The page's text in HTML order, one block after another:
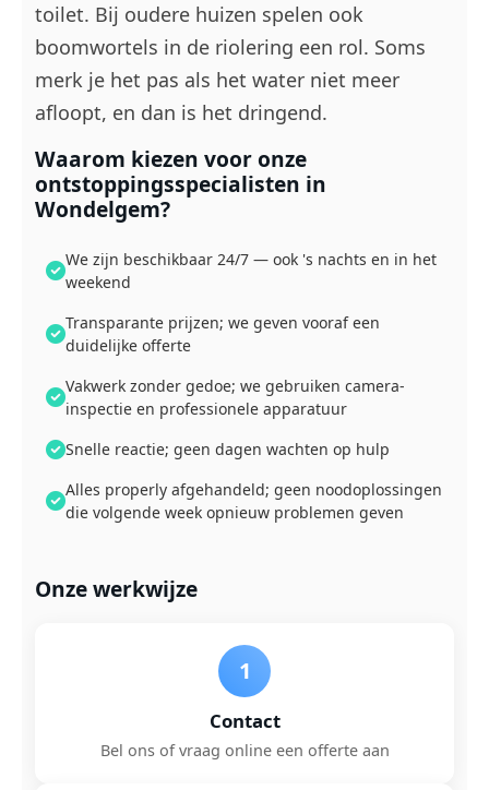
toilet. Bij oudere huizen spelen ook
boomwortels in de riolering een rol. Soms
merk je het pas als het water niet meer
afloopt, en dan is het dringend.
Waarom kiezen voor onze
ontstoppingsspecialisten in
Wondelgem?
We zijn beschikbaar 24/7 — ook 's nachts en in het
weekend
Transparante prijzen; we geven vooraf een
duidelijke offerte
Vakwerk zonder gedoe; we gebruiken camera-
inspectie en professionele apparatuur
Snelle reactie; geen dagen wachten op hulp
Alles properly afgehandeld; geen noodoplossingen
die volgende week opnieuw problemen geven
Onze werkwijze
1
Contact
Bel ons of vraag online een offerte aan